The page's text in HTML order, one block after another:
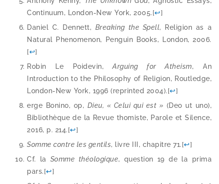
Continuum, London-​New York, 2005.[↩]
Daniel C. Dennett, Breaking the Spell, Religion as a
Natural Phenomenon, Penguin Books, London, 2006.
[↩]
Robin Le Poidevin, Arguing for Atheism, An
Introduction to the Philosophy of Religion, Routledge,
London-​New York, 1996 (reprin­ted 2004).[↩]
erge Bonino, op, Dieu, « Celui qui est » (Deo ut uno),
Bibliothèque de la Revue tho­miste, Parole et Silence,
2016, p. 214.[↩]
Somme contre les gen­tils, livre III, cha­pitre 71.[↩]
Cf. la Somme théo­lo­gique, ques­tion 19 de la pri­ma
pars.[↩]